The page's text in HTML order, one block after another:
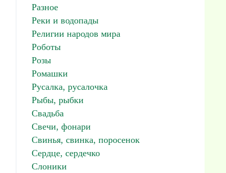
Разное
Реки и водопады
Религии народов мира
Роботы
Розы
Ромашки
Русалка, русалочка
Рыбы, рыбки
Свадьба
Свечи, фонари
Свинья, свинка, поросенок
Сердце, сердечко
Слоники